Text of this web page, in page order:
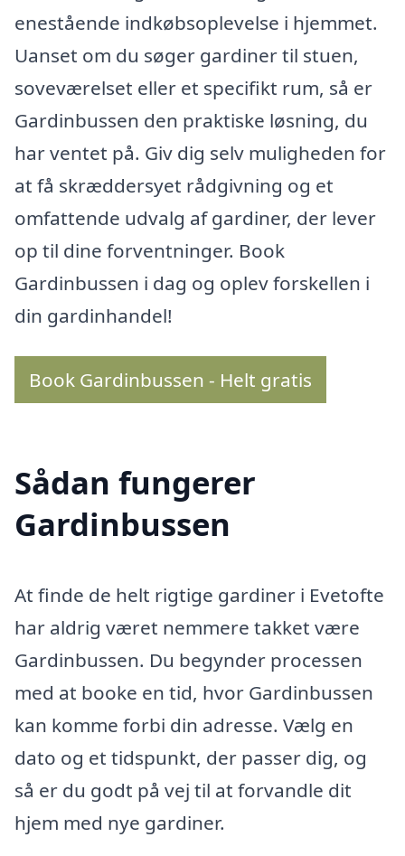
enestående indkøbsoplevelse i hjemmet.
Uanset om du søger gardiner til stuen,
soveværelset eller et specifikt rum, så er
Gardinbussen den praktiske løsning, du
har ventet på. Giv dig selv muligheden for
at få skræddersyet rådgivning og et
omfattende udvalg af gardiner, der lever
op til dine forventninger. Book
Gardinbussen i dag og oplev forskellen i
din gardinhandel!
Book Gardinbussen - Helt gratis
Sådan fungerer
Gardinbussen
At finde de helt rigtige gardiner i Evetofte
har aldrig været nemmere takket være
Gardinbussen. Du begynder processen
med at booke en tid, hvor Gardinbussen
kan komme forbi din adresse. Vælg en
dato og et tidspunkt, der passer dig, og
så er du godt på vej til at forvandle dit
hjem med nye gardiner.